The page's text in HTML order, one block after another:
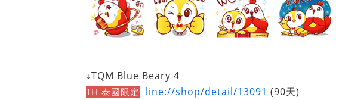
↓TQM Blue Beary 4
TH 泰國限定 line://shop/detail/13091 (90天)